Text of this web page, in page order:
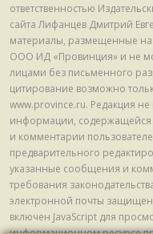
ответственностью
сайта Лифанцев Дмитрий
материалы, размещенные на
ООО ИД «Провинция» и не
лицами без письменного
цитирование возможно
www.province.ru. Редакция не
информации,
и комментарии
предварительного
указанные сообщения и
требования
электронной почты защищен
включен JavaScript для